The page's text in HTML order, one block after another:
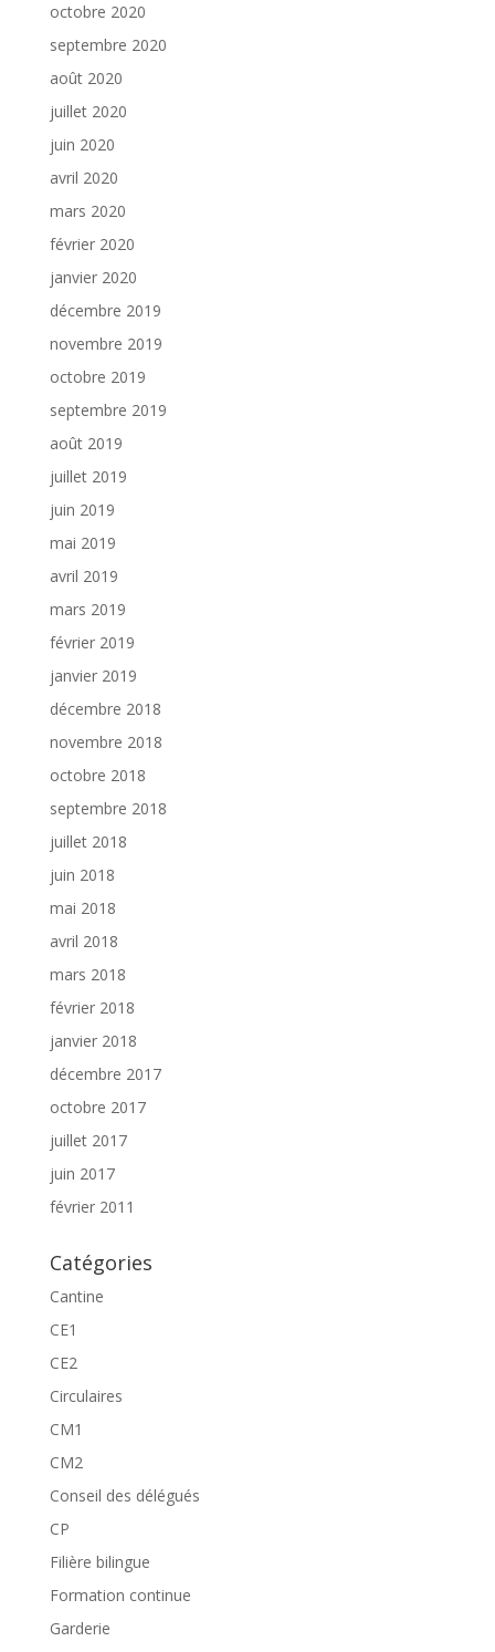
octobre 2020
septembre 2020
août 2020
juillet 2020
juin 2020
avril 2020
mars 2020
février 2020
janvier 2020
décembre 2019
novembre 2019
octobre 2019
septembre 2019
août 2019
juillet 2019
juin 2019
mai 2019
avril 2019
mars 2019
février 2019
janvier 2019
décembre 2018
novembre 2018
octobre 2018
septembre 2018
juillet 2018
juin 2018
mai 2018
avril 2018
mars 2018
février 2018
janvier 2018
décembre 2017
octobre 2017
juillet 2017
juin 2017
février 2011
Catégories
Cantine
CE1
CE2
Circulaires
CM1
CM2
Conseil des délégués
CP
Filière bilingue
Formation continue
Garderie